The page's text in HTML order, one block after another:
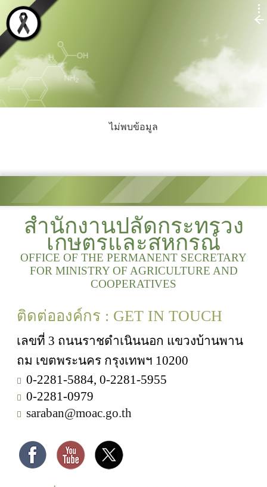
ไม่พบข้อมูล
สำนักงานปลัดกระทรวง
เกษตรและสหกรณ์
OFFICE OF THE PERMANENT SECRETARY
FOR MINISTRY OF AGRICULTURE AND
COOPERATIVES
ติดต่อองค์กร : GET IN TOUCH
เลขที่ 3 ถนนราชดำเนินนอก แขวงบ้านพาน
ถม เขตพระนคร กรุงเทพฯ 10200
0-2281-5884, 0-2281-5955
0-2281-0979
saraban@moac.go.th